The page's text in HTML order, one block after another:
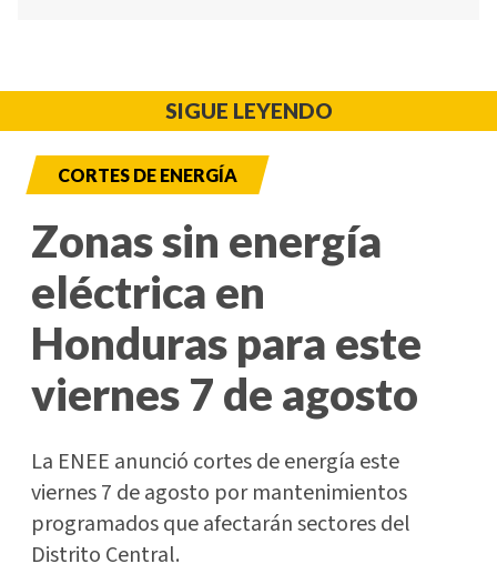
SIGUE LEYENDO
CORTES DE ENERGÍA
Zonas sin energía
eléctrica en
Honduras para este
viernes 7 de agosto
La ENEE anunció cortes de energía este
viernes 7 de agosto por mantenimientos
programados que afectarán sectores del
Distrito Central.